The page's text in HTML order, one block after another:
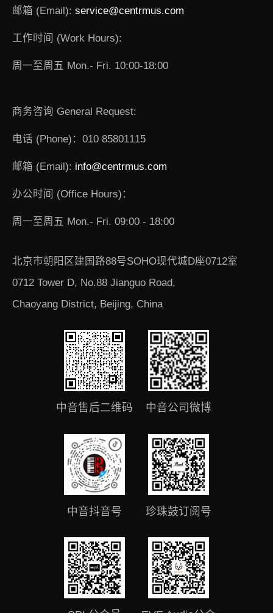
邮箱 (Email): service@centrmus.com
工作时间 (Work Hours):
周一至周五 Mon.- Fri. 10:00-18:00
商务咨询 General Request:
电话 (Phone)：010 85801115
邮箱 (Email): info@centrmus.com
办公时间 (Office Hours)：
周一至周五 Mon.- Fri. 09:00 - 18:00
北京市朝阳区建国路88号SOHO现代城D座0712室
0712 Tower D, No.88 Jianguo Road,
Chaoyang District, Beijing, China
中音售后二维码 中音公司微博
中音抖音号 珍珠鼓订阅号